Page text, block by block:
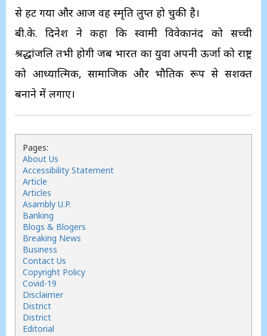
से हट गया और आज वह स्मृति लुप्त हो चुकी है।
बी.के. दिनेश ने कहा कि स्वामी विवेकानंद को सच्ची
श्रद्धांजलि तभी होगी जब भारत का युवा अपनी ऊर्जा को राष्ट्र
को आध्यात्मिक, सामाजिक और भौतिक रूप से सशक्त
बनाने में लगाए।
Pages:
About Us
Accessibility Statement
Article
Articles
Asambly U.P.
Banking
Blogs & Blogers
Breaking News
Business
Contact Us
Copyright Policy
Covid-19
Disclaimer
District
District
Editorial